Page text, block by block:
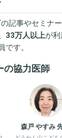
記事やセミナ
33万人以上が
です。
の協力医師
森戸 やすみ